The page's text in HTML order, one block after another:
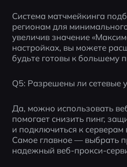
Система матчмейкинга
регионам для
увеличив значение
настройках, вы можете
будьте готовы к большему
Q5: Разрешены ли сетевые
Да, можно использовать
помогает снизить пинг,
и подключиться к серверам
Самое главное — выбрать
надежный веб-прокси-